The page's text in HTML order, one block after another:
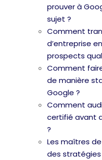
prouver à
sujet ?
Comment
d’entreprise
prospects
Comment
de manière
Google ?
Comment
certifié avant
?
Les maîtres
des